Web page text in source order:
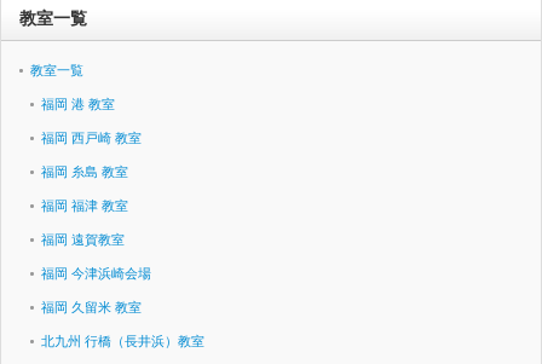
教室一覧
教室一覧
福岡 港 教室
福岡 西戸崎 教室
福岡 糸島 教室
福岡 福津 教室
福岡 遠賀教室
福岡 今津浜崎会場
福岡 久留米 教室
北九州 行橋（長井浜）教室